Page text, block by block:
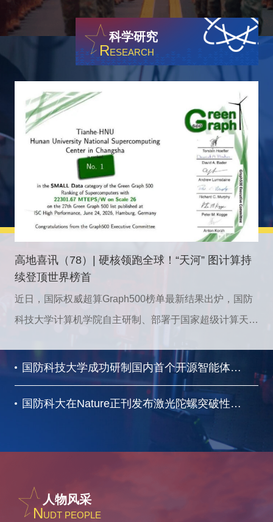
醒团队获新工科中级及以下组二等奖，刷新我校参赛以来
最优获奖纪录。
效，7月16日至18日，国防科大在长沙校区组织2026年
基层政治教员岗位练兵比武，18名来自教学科研一线、
学员管理岗位的政治教员同台竞技，以“三会一好”为标
尺，展开一场立德树人的实力比拼。
近日，国防科技大学空天科学学院本科毕业学员在某外场
开展智能化实战对抗综合演练。本次演练摒弃传统单一技
能考核模式，聚焦空天一体体系对抗，全面检验学员指挥
研判、装备操控、协同作战、特情处置综合能力，助力毕
业学员从容奔赴岗位战位。
科学研究
RESEARCH
高地喜讯（78）| 硬核领跑全球！“天河” 图计算持
续登顶世界榜首
近日，国际权威超算Graph500榜单最新结果出炉，国防
科技大学计算机学院自主研制、部署于国家超级计算天津
再获两项世界级荣誉——GreenGraph500大数据图计算
能效世界第一与GreenGraph500小数据图计算能效世界
第一。至此，“天河”图计算系统（TianheGraph）从2021
年6月起已连续6年累计14次登顶Graph500系列国际权威
榜单，持续领跑全球图计算，充分展现了我国国产超算强
国防科技大学成功研制国内首个开源智能体操作系统
近日，由国防科技大学计算机学院牵头研制的openKylin
智能体操作系统在2026开放原子开源生态大会上正式发
布，该系统是国内首个全栈开源的智能体操作系统。
国防科大在Nature正刊发布激光陀螺突破性成果
米光子团队联合国防科技大学理学院、陆军工程大学、湖
进展，以“Chiral laser gyroscopes breaking the lock-in
limit”为题在《自然》（Nature）发表论文。国防科技大
人物风采
NUDT PEOPLE